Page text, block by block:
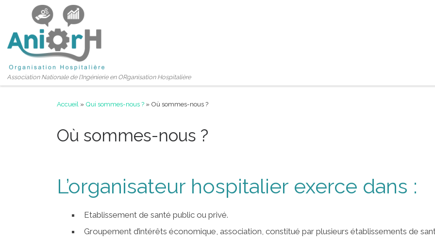
Passer au contenu
Association Nationale de l'Ingénierie en ORganisation Hospitalière
Accueil » Qui sommes-nous ? » Où sommes-nous ?
Où sommes-nous ?
L’organisateur hospitalier exerce dans :
Etablissement de santé public ou privé.
Groupement d’intérêts économique, association, constitué par plusieurs établissements de